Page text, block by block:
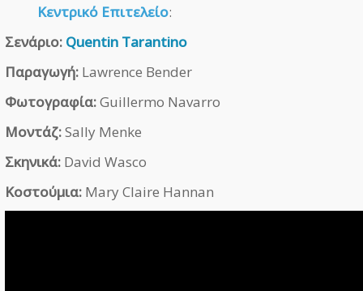
Κεντρικό Επιτελείο:
Σενάριο: Quentin Tarantino
Παραγωγή: Lawrence Bender
Φωτογραφία:Guillermo Navarro
Μοντάζ:Sally Menke
Σκηνικά: David Wasco
Κοστούμια: Mary Claire Hannan